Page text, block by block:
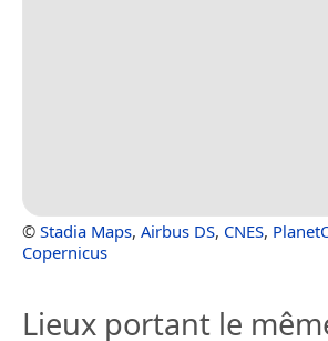
© Stadia Maps, Airbus DS, CNES,
Copernicus
Lieux portant le